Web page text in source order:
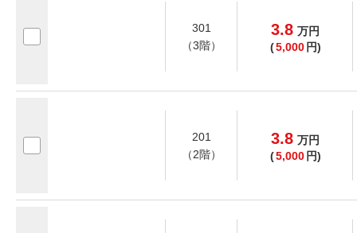
301
（3階）
3.8 万円
(5,000 円)
201
（2階）
3.8 万円
(5,000 円)